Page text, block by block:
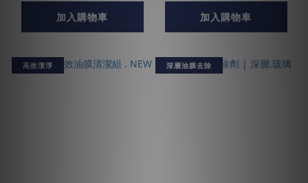
加入購物車 加入購物車
高效潔淨 深層油膜去除